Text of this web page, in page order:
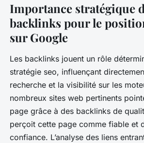
Importance stratégique
backlinks pour le
sur Google
Les backlinks jouent un rôle
stratégie seo, influençant
recherche et la visibilité sur les
nombreux sites web pertinents
page grâce à des backlinks de
perçoit cette page comme fiable et
confiance. L’analyse des liens